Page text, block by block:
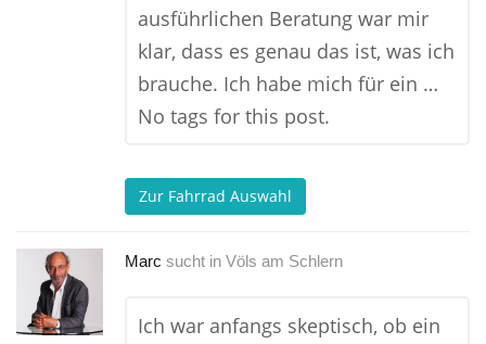
ausführlichen Beratung war mir
klar, dass es genau das ist, was ich
brauche. Ich habe mich für ein …
No tags for this post.
Zur Fahrrad Auswahl
Marc sucht in Völs am Schlern
Ich war anfangs skeptisch, ob ein